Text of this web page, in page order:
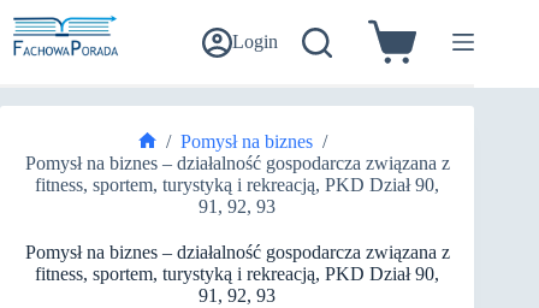
do
treści
Login Koszyk
Strona
główna
/ Pomysł na biznes /
Pomysł na biznes – działalność gospodarcza związana z
fitness, sportem, turystyką i rekreacją, PKD Dział 90,
91, 92, 93
Pomysł na biznes – działalność gospodarcza związana z
fitness, sportem, turystyką i rekreacją, PKD Dział 90,
91, 92, 93